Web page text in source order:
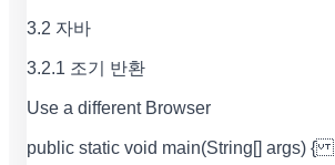
3.2 자바
3.2.1 조기 반환
Use a different Browser
public static void main(String[] args) {